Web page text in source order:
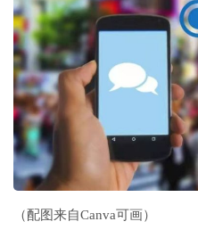
（配图来自Canva可画）